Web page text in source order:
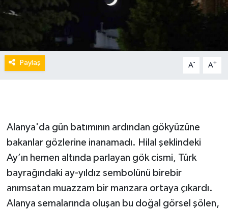
Paylaş A- A+
Alanya'da gün batımının ardından gökyüzüne
bakanlar gözlerine inanamadı. Hilal şeklindeki
Ay’ın hemen altında parlayan gök cismi, Türk
bayrağındaki ay-yıldız sembolünü birebir
anımsatan muazzam bir manzara ortaya çıkardı.
Alanya semalarında oluşan bu doğal görsel şölen,